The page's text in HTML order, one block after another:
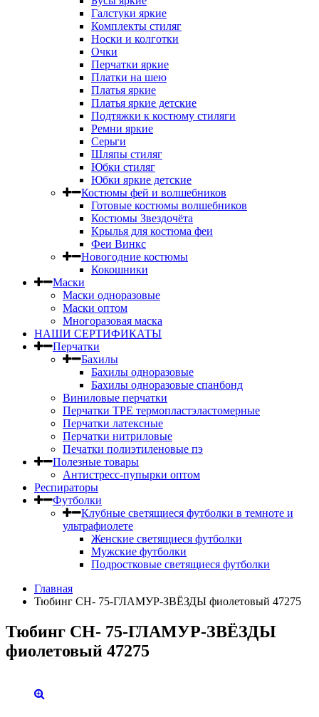
Галстуки яркие
Комплекты стиляг
Носки и колготки
Очки
Перчатки яркие
Платки на шею
Платья яркие
Платья яркие детские
Подтяжки к костюму стиляги
Ремни яркие
Серьги
Шляпы стиляг
Юбки стиляг
Юбки яркие детские
Костюмы фей и волшебников
Готовые костюмы волшебников
Костюмы Звездочёта
Крылья для костюма феи
Феи Винкс
Новогодние костюмы
Кокошники
Маски
Маски одноразовые
Маски оптом
Многоразовая маска
НАШИ СЕРТИФИКАТЫ
Перчатки
Бахилы
Бахилы одноразовые
Бахилы одноразовые спанбонд
Виниловые перчатки
Перчатки TPE термопластэластомерные
Перчатки латексные
Перчатки нитриловые
Печатки полиэтиленовые пэ
Полезные товары
Антистресс-пупырки оптом
Респираторы
Футболки
Клубные светящиеся футболки в темноте и
ультрафиолете
Женские светящиеся футболки
Мужские футболки
Подростковые светящиеся футболки
Главная
Тюбинг CH- 75-ГЛАМУР-ЗВЁЗДЫ фиолетовый 47275
Тюбинг CH- 75-ГЛАМУР-ЗВЁЗДЫ
фиолетовый 47275